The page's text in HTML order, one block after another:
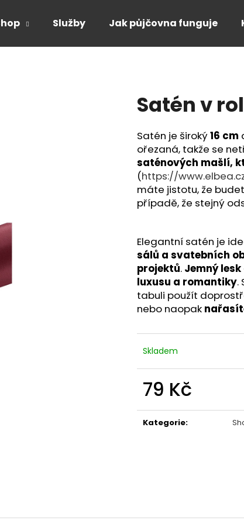
Služby Jak půjčovna funguje
Satén v
Satén je široký16 cm
ořezaná, takže se
saténových mašlí,
(https://
máte jistotu, že
případě, že stejný
Elegantní satén je
sálů a svatebních
projektů. Jemný
luxusu a romantiky.
tabuli použít
nebo naopak
Skladem
79 Kč
cena:
Kategorie:
HLEDAT
ORGANZA V ROLI - ZELENÁ (36CM X 9M)
79 Kč
ORGANZA
X 9M)
79 Kč